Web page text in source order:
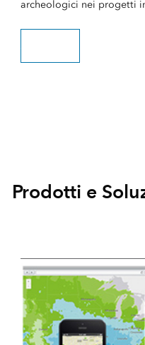
archeologici nei progetti
Prodotti e